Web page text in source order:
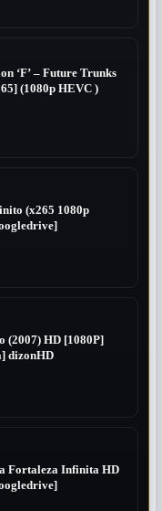
‘F’ – Future Trunks
(1080p HEVC )
(x265 1080p
(2007) ​HD [1080P]
dizonHD
Fortaleza Infinita HD